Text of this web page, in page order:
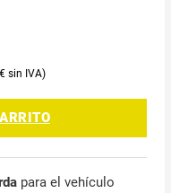
€
para el vehículo